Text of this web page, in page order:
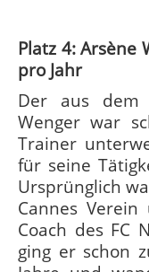
Platz 4: Arsène
pro Jahr
Der aus dem
Wenger war
Trainer
für seine
Ursprünglich
Cannes
Coach des FC
ging er schon